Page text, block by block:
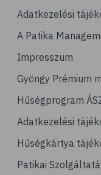
# avokádó
# tej
# áfonya
# bogyós
# joghurt
# alma
Adatkezelési
A Patika
Impresszum
Gyöngy Prémium
Hűségprogram
Adatkezelési
Hűségkártya
Patikai